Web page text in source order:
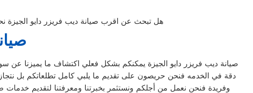
هل تبحث عن اقرب صيانة ديب فريزر دايو الجيزة
صيانة ديب فريزر دايو الجيزة يمكنكم بشكل فعلي اكتشاف ما يميزنا عن
دقة في الخدمه فنحن حريصون على تقديم ما يلبي كامل تطلعاتكم بل
وفريدة فنحن نعمل من أجلكم ونستثمر بخبرتنا ومعرفتنا لتقديم خدمات